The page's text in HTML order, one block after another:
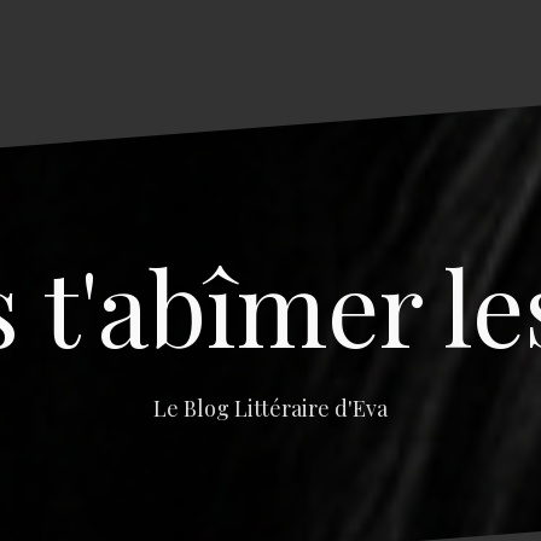
t'abîmer
Le Blog Littéraire d'Eva